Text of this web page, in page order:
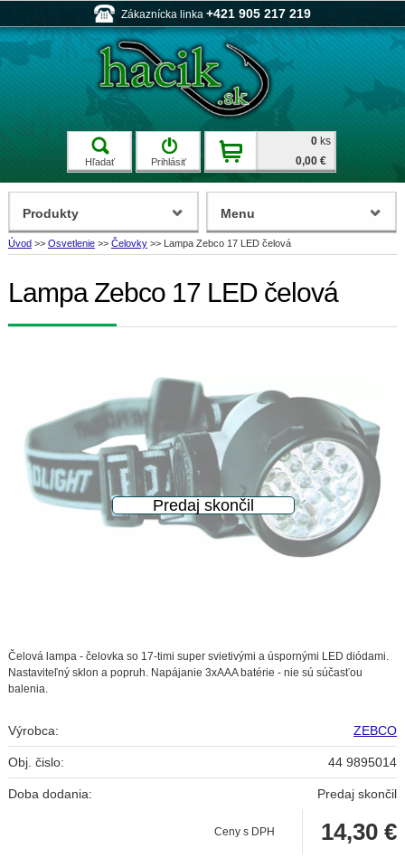
Zákaznícka linka +421 905 217 219
Hľadať Prihlásiť
0 ks
0,00 €
Úvod >> Osvetlenie >> Čelovky >> Lampa Zebco 17 LED čelová
Lampa Zebco 17 LED čelová
Čelová lampa - čelovka so 17-timi super svietivými a úspornými LED diódami.
Nastaviteľný sklon a popruh. Napájanie 3xAAA batérie - nie sú súčasťou
balenia.
Výrobca: ZEBCO
Obj. čislo: 44 9895014
Doba dodania: Predaj skončil
Ceny s DPH 14,30 €
Produkty Menu